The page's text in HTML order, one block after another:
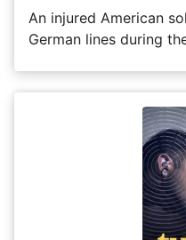
An injured American
German lines during